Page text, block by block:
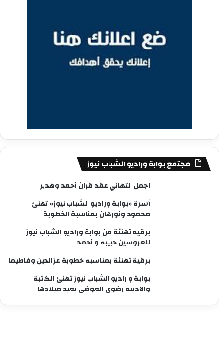
مجتمع بوابة وراديو الشباب نيوز
اجمل التهاني عقد قران أحمد وهدير
أسرة «بوابة وراديو الشباب نيوز» تهنئ
محمود ونورهان بمناسبة الخطوبة
برقيه تهنئة من بوابة وراديو الشباب نيوز
للعروسين حبيبه و أحمد
برقية تهنئة بمناسبه خطوبة عزالدين وفاطيما
بوابة و راديو الشباب نيوز تهنئ الكاتبة
والاديبه رضوى العوضى بعيد ميلادها